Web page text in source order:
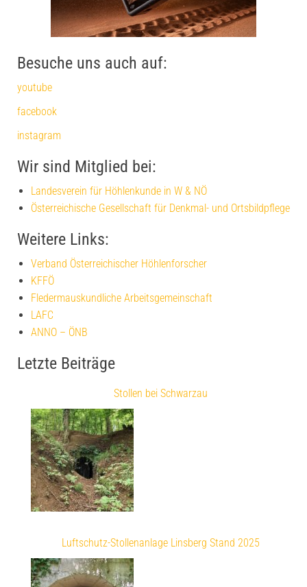
Besuche uns auch auf:
youtube
facebook
instagram
Wir sind Mitglied bei:
Landesverein für Höhlenkunde in W & NÖ
Österreichische Gesellschaft für Denkmal- und Ortsbildpflege
Weitere Links:
Verband Österreichischer Höhlenforscher
KFFÖ
Fledermauskundliche Arbeitsgemeinschaft
LAFC
ANNO – ÖNB
Letzte Beiträge
Stollen bei Schwarzau
Luftschutz-Stollenanlage Linsberg Stand 2025